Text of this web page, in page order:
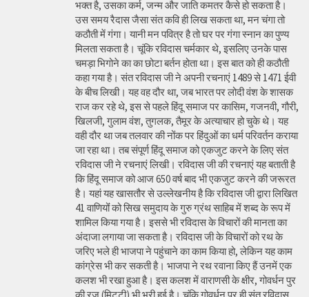
भक्त है, उसका कर्म, जन्म और जाति कमतर कैसे हो सकता है।
उस समय रैदास जैसा संत कवि ही लिख सकता था, मन चंगा तो
कठौती में गंगा। यानी मन पवित्र है तो घर पर गंगा स्नान का पुण्य
मिलता सकता है। चूंकि रविदास चर्मकार थे, इसलिए उनके पास
चमड़ा भिगोने का का छोटा बर्तन होता था। इस बात को ही कठौती
कहा गया है। संत रविदास जी ने अपनी रचनाएं 1489 से 1471 ईवी
के बीच लिखी। यह वह दौर था, जब भारत पर लोदी वंश के शासक
राज कर रहे थे, इस से पहले हिंदू समाज पर कासिम, गजनवी, गौरी,
खिलजी, गुलाम वंश, तुगलक, तैमूर के अत्याचार हो चुके थे। यह
वही दौर था जब तलवार की नोंक पर हिंदुओं का धर्म परिवर्तन कराया
जा रहा था। तब संपूर्ण हिंदू समाज को एकजुट करने के लिए संत
रविदास जी ने रचनाएं लिखी। रविदास जी की रचनाएं यह बताती है
कि हिंदू समाज को आज 650 वर्ष बाद भी एकजुट करने की जरूरत
है। यहां यह खासतौर से उल्लेखनीय है कि रविदास जी द्वारा लिखित
41 वाणियोंं को सिख समुदाय के गुरु ग्रंथ साहिब में शब्द के रूप में
शामिल किया गया है। इससे भी रविदास के विचारों की मानता का
अंदाजा लगाया जा सकता है। रविदास जी के विचारों को रथ के
जरिए भले ही भाजपा ने पहुंचाने का काम किया हो, लेकिन यह काम
कांग्रेस भी कर सकती है। भाजपा ने रथ रवाना किए हैं उनमें एक
कलश भी रखा हुआ है। इस कलश में वाराणसी के क्षीर, गोवर्धन पुर